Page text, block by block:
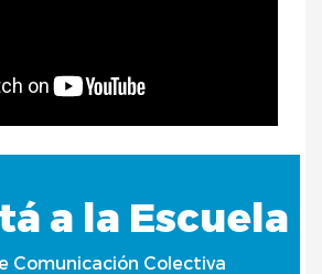
a la Escuela
Comunicación Colectiva